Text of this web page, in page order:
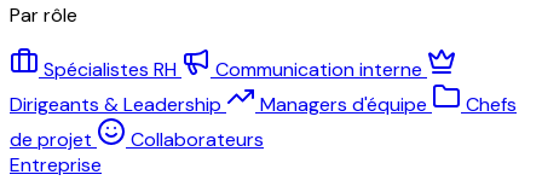
Par rôle
Spécialistes RH
Communication interne
Dirigeants & Leadership
Managers d'équipe
Chefs
de projet
Collaborateurs
Entreprise